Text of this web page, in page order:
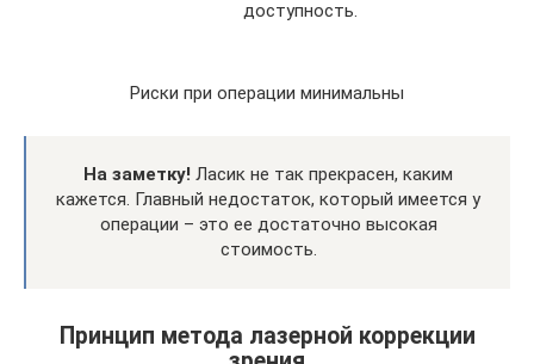
доступность.
Риски при операции минимальны
На заметку! Ласик не так прекрасен, каким
кажется. Главный недостаток, который имеется у
операции – это ее достаточно высокая
стоимость.
Принцип метода лазерной коррекции